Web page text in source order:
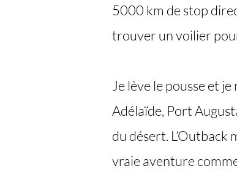
5000 km de stop
trouver un voilier
Je lève le pousse et
Adélaïde, Port
du désert. L’Outback
vraie aventure